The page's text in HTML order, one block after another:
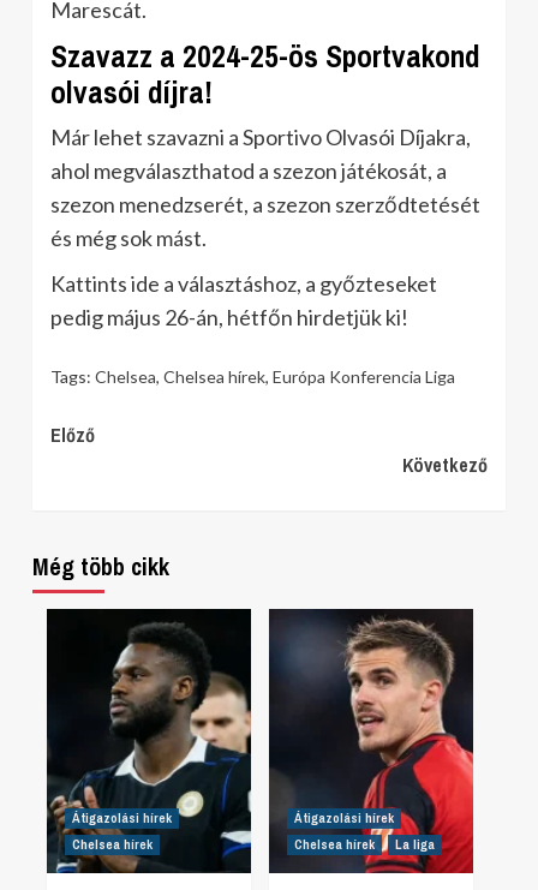
Marescát.
Szavazz a 2024-25-ös Sportvakond
olvasói díjra!
Már lehet szavazni a Sportivo Olvasói Díjakra,
ahol megválaszthatod a szezon játékosát, a
szezon menedzserét, a szezon szerződtetését
és még sok mást.
Kattints ide a választáshoz, a győzteseket
pedig május 26-án, hétfőn hirdetjük ki!
Tags: Chelsea, Chelsea hírek, Európa Konferencia Liga
Continue
Előző
Következő
Még több cikk
Átigazolási hírek
Chelsea hírek
Átigazolási hírek
Chelsea hírek
La liga